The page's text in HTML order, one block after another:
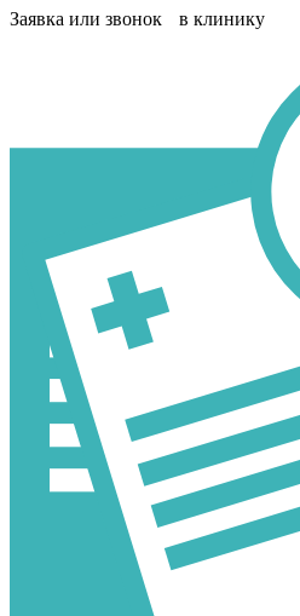
Заявка или звонок в клинику